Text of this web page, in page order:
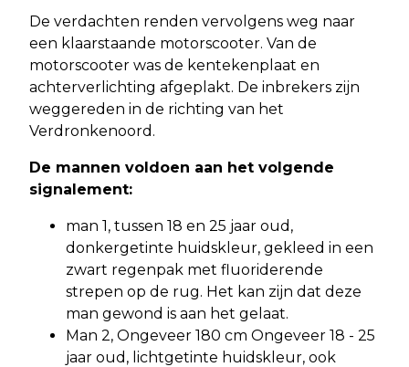
De verdachten renden vervolgens weg naar
een klaarstaande motorscooter. Van de
motorscooter was de kentekenplaat en
achterverlichting afgeplakt. De inbrekers zijn
weggereden in de richting van het
Verdronkenoord.
De mannen voldoen aan het volgende
signalement:
man 1, tussen 18 en 25 jaar oud,
donkergetinte huidskleur, gekleed in een
zwart regenpak met fluoriderende
strepen op de rug. Het kan zijn dat deze
man gewond is aan het gelaat.
Man 2, Ongeveer 180 cm Ongeveer 18 - 25
jaar oud, lichtgetinte huidskleur, ook